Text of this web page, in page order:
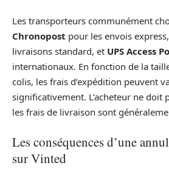
Les transporteurs communément
Chronopost pour les envois express,
livraisons standard, et UPS Access
internationaux. En fonction de la
colis, les frais d’expédition peuvent
significativement. L’acheteur ne doit
les frais de livraison sont
Les conséquences d’une
sur Vinted